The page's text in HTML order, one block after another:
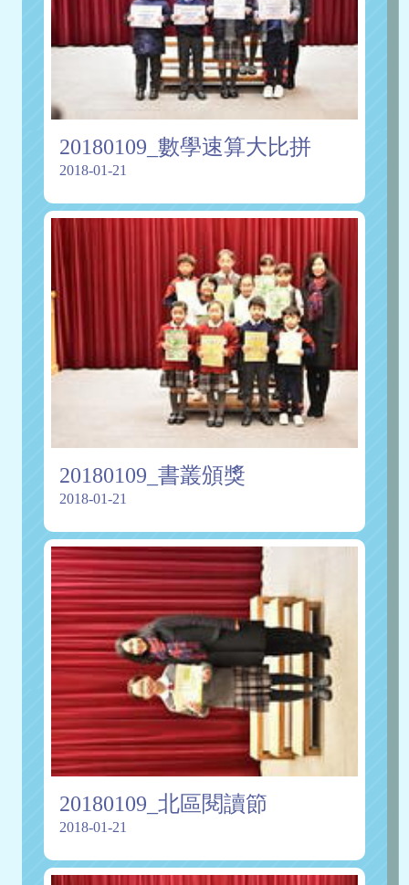
20180109_數學速算大比拼
2018-01-21
20180109_書叢頒獎
2018-01-21
20180109_北區閱讀節
2018-01-21